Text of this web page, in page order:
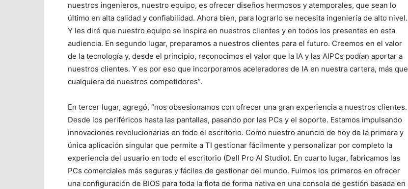
nuestros ingenieros, nuestro equipo, es ofrecer diseños hermosos y atemporales, que sean lo
último en alta calidad y confiabilidad. Ahora bien, para lograrlo se necesita ingeniería de alto nivel.
Y les diré que nuestro equipo se inspira en nuestros clientes y en todos los presentes en esta
audiencia. En segundo lugar, preparamos a nuestros clientes para el futuro. Creemos en el valor
de la tecnología y, desde el principio, reconocimos el valor que la IA y las AIPCs podían aportar a
nuestros clientes. Y es por eso que incorporamos aceleradores de IA en nuestra cartera, más que
cualquiera de nuestros competidores”.
En tercer lugar, agregó, “nos obsesionamos con ofrecer una gran experiencia a nuestros clientes.
Desde los periféricos hasta las pantallas, pasando por las PCs y el soporte. Estamos impulsando
innovaciones revolucionarias en todo el escritorio. Como nuestro anuncio de hoy de la primera y
única aplicación singular que permite a TI gestionar fácilmente y personalizar por completo la
experiencia del usuario en todo el escritorio (Dell Pro AI Studio). En cuarto lugar, fabricamos las
PCs comerciales más seguras y fáciles de gestionar del mundo. Fuimos los primeros en ofrecer
una configuración de BIOS para toda la flota de forma nativa en una consola de gestión basada en